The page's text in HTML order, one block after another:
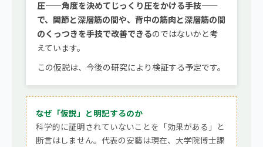
圧——角度を決めてじっくり圧をかける手技——
で、関節と深層筋の間や、背中の筋肉と深層筋の間
のくっつきを手技で改善できるのではないかと考
えています。
この仮説は、今後の研究により検証する予定です。
なぜ「仮説」と明記するのか
科学的に証明されていないことを「効果がある」と
断言はしません。代表の安藝は現在、大学院博士課